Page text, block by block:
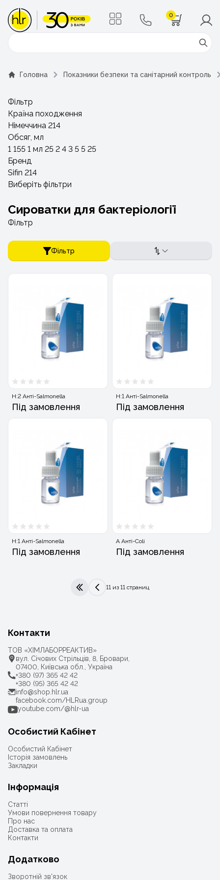
0
Поиск
Головна Показники безпеки та санітарний контроль
Фільтр
Країна походження
Німеччина 214
Обсяг, мл
1 155 1 мл 25 2 4 3 5 5 25
Бренд
Sifin 214
Виберіть фільтри
Сироватки для бактеріології
Фільтр
Фільтр
H:2 Анті-Salmonella
Під замовлення
H:1 Анті-Salmonella
Під замовлення
H:1 Анті-Salmonella
Під замовлення
A Анті-Coli
Під замовлення
|< <
11 из 11 страниц
Контакти
ТОВ «ХІМЛАБОРРЕАКТИВ»
вул. Січових Стрільців, 8, Бровари,
07400, Київська обл., Україна
+380 (97) 365 42 42
+380 (95) 365 42 42
info@shop.hlr.ua
facebook.com/HLRua.group
youtube.com/@hlr-ua
Особистий Кабінет
Особистий Кабінет
Історія замовлень
Закладки
Інформація
Статті
Умови повернення товару
Про нас
Доставка та оплата
Контакти
Додатково
Зворотній зв'язок